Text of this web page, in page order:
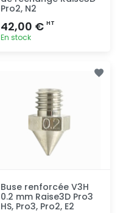
Pro2, N2
42,00 € HT
En stock
Buse renforcée V3H
0.2 mm Raise3D Pro3
HS, Pro3, Pro2, E2